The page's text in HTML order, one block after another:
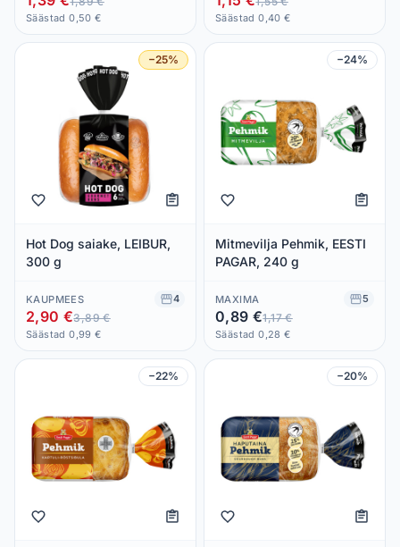
Säästad 0,50 € Säästad 0,40 €
−25%
Hot Dog saiake, LEIBUR,
300 g
KAUPMEES 4
2,90 €3,89 €
Säästad 0,99 €
−24%
Mitmevilja Pehmik, EESTI
PAGAR, 240 g
MAXIMA 5
0,89 €1,17 €
Säästad 0,28 €
−22% −20%